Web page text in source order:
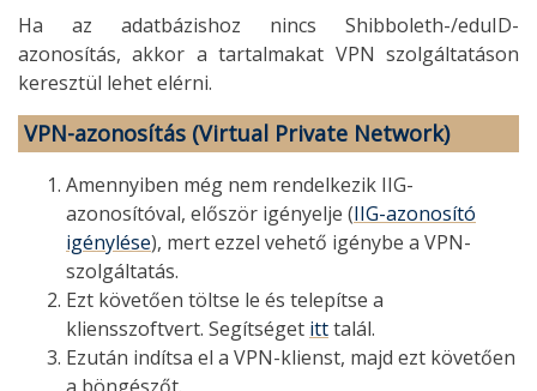
Ha az adatbázishoz nincs Shibboleth-/eduID-
azonosítás, akkor a tartalmakat VPN szolgáltatáson
keresztül lehet elérni.
VPN-azonosítás (Virtual Private Network)
Amennyiben még nem rendelkezik IIG-
azonosítóval, először igényelje (IIG-azonosító
igénylése), mert ezzel vehető igénybe a VPN-
szolgáltatás.
Ezt követően töltse le és telepítse a
kliensszoftvert. Segítséget itttalál.
Ezután indítsa el a VPN-klienst, majd ezt követően